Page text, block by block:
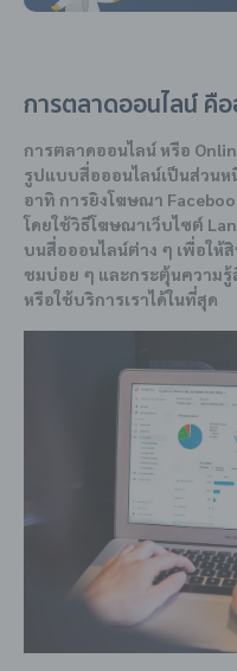
การตลาดออนไลน์ คือ
การตลาดออนไลน์ หรือ
รูปแบบสื่อออนไลน์เป็นส่วน
อาทิ การยิงโฆษณา
โดยใช้วิธีโฆษณาเว็บไซต์
บนสื่อออนไลน์ต่าง ๆ เพื่อให้
ชมบ่อย ๆ และกระตุ้นความ
หรือใช้บริการเราได้ในที่สุด